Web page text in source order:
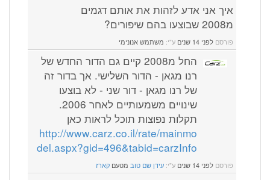
איך אני אדע לזהות את אותם דגמים
מ2008 שבוצעו בהם שיפורים?
פורסם לפני 14 שנים ע"י: משתמש אנונימי
החל מ2008 קיים גם הדור החדש של
רנו מגאן - הדור השלישי. אך בדור זה
של רנו מגאן - דור שני - לא בוצעו
שינויים משמעותיים לאחר 2006.
תקלות נפוצות תוכל לראות כאן
http://www.carz.co.il/rate/mainmo
del.aspx?gid=496&tabid=carzInfo
פורסם לפני 14 שנים ע"י: עידן שם טוב מטעם קארז